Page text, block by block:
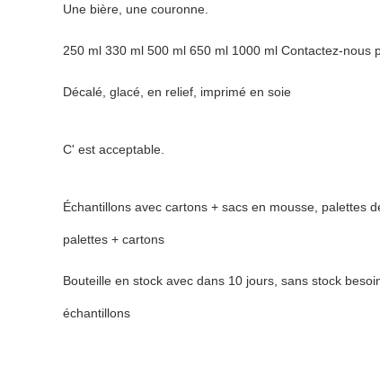
Une bière, une couronne.
250 ml 330 ml 500 ml 650 ml 1000 ml Contactez-nous
Décalé, glacé, en relief, imprimé en soie
C' est acceptable.
Échantillons avec cartons + sacs en mousse, palettes
palettes + cartons
Bouteille en stock avec dans 10 jours, sans stock
échantillons